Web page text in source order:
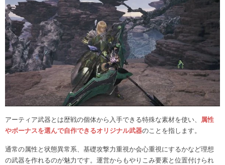
アーティア武器とは歴戦の個体から入手できる特殊な素材を使い、
属性
やボーナスを選んで自作できるオリジナル武器のことを指します。
通常の属性と状態異常系、基礎攻撃力重視か会心重視にするかなど理想
の武器を作れるのが魅力です。運営からもやりこみ要素と位置付けられ